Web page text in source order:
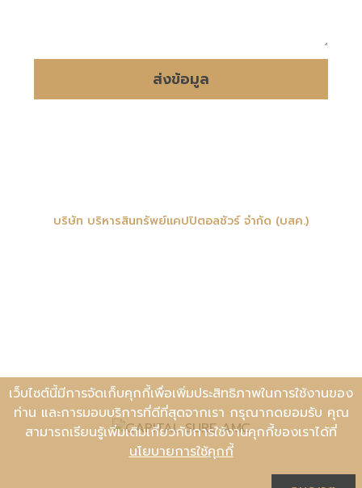
ส่งข้อมูล
บริษัท บริหารสินทรัพย์แคปปิตอลชัวร์ จำกัด (บสค.)
095-545-2556
เว็บไซต์นี้มีการจัดเก็บคุกกี้เพื่อเพิ่มประสิทธิภาพในการใช้งานของ
ท่าน และการมอบบริการที่ดีที่สุดจากเรา กรุณากดยอมรับ คุณ
สามารถเรียนรู้เพิ่มเติมเกี่ยวกับการใช้งานคุกกี้ของเราได้ที่
นโยบายการใช้คุกกี้